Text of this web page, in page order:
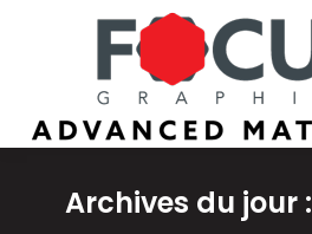
Archives du jour :